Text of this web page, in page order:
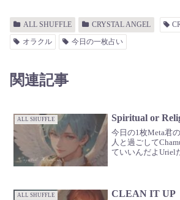
ALL SHUFFLE CRYSTAL ANGEL
オラクル
今日の一枚占い
関連記事
ALL SHUFFLE Spiritual or
今日の1枚Meta君
人と過ごして
ていいんだよUriel
ALL SHUFFLE CLEAN IT UP